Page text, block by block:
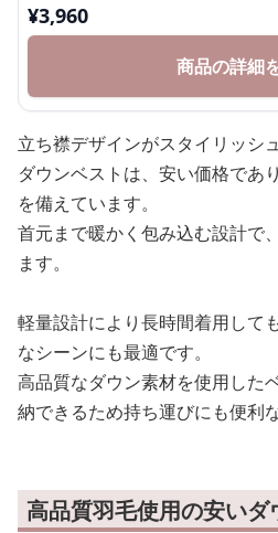
¥3,960
商品の詳細
立ち襟デザインがスタイリッシ
ダウンベストは、安い価格であ
を備えています。
首元まで暖かく包み込む設計で
ます。
軽量設計により長時間着用して
なシーンにも最適です。
高品質なダウン素材を使用した
納できるため持ち運びにも便利
高品質羽毛使用の安いダ